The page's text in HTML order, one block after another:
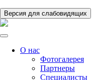
Версия для слабовидящих
О нас
Фотогалерея
Партнеры
Специалисты